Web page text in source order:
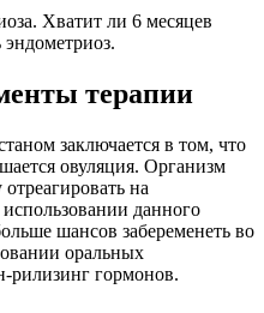
Хватит ли 6 месяцев
терапии
заключается в том, что
овуляция. Организм
на
данного
шансов забеременеть во
оральных
рилизинг гормонов.